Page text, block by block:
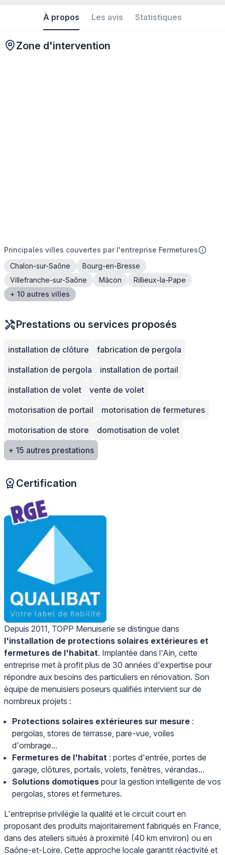
À propos Les avis Statistiques
Zone d'intervention
Principales villes couvertes par l'entreprise Fermetures
Chalon-sur-Saône
Bourg-en-Bresse
Villefranche-sur-Saône
Mâcon
Rillieux-la-Pape
+ 10 autres villes
Prestations ou services proposés
installation de clôture
fabrication de pergola
installation de pergola
installation de portail
installation de volet
vente de volet
motorisation de portail
motorisation de fermetures
motorisation de store
domotisation de volet
+ 15 autres prestations
Certification
Depuis 2011, TOPP Menuiserie se distingue dans
l'installation de protections solaires extérieures et
fermetures de l'habitat. Implantée dans l'Ain, cette
entreprise met à profit plus de 30 années d'expertise pour
répondre aux besoins des particuliers en rénovation. Son
équipe de menuisiers poseurs qualifiés intervient sur de
nombreux projets :
Protections solaires extérieures sur mesure :
pergolas, stores de terrasse, pare-vue, voiles
d'ombrage...
Fermetures de l'habitat : portes d'entrée, portes de
garage, clôtures, portails, volets, fenêtres, vérandas...
Solutions domotiques pour la gestion intelligente de vos
pergolas, stores et fermetures.
L'entreprise privilégie la qualité et le circuit court en
proposant des produits majoritairement fabriqués en France,
dans des ateliers situés à proximité (40 km environ) ou en
Saône-et-Loire. Cette approche locale garantit réactivité et